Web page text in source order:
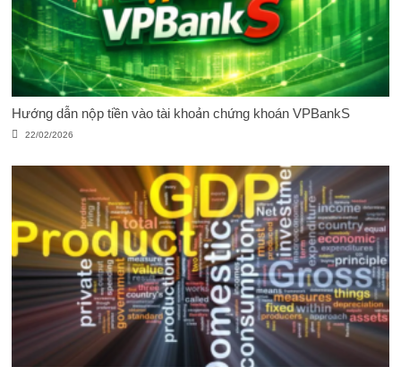
Hướng dẫn nộp tiền vào tài khoản chứng khoán VPBankS
22/02/2026